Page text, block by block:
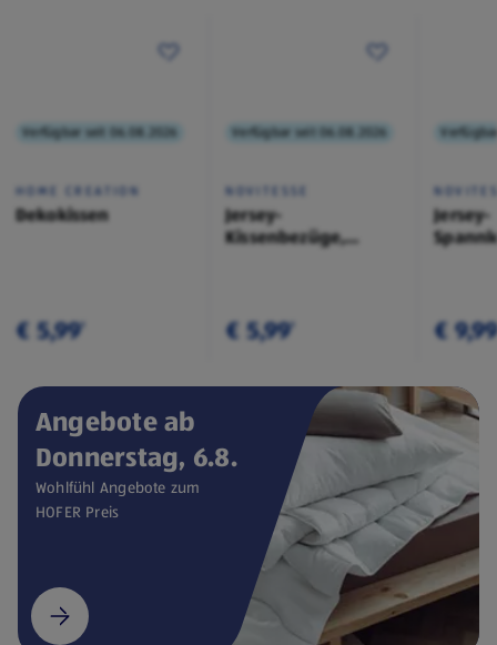
Verfügbar seit 06.08.2026
HOME CREATION
Dekokissen
€ 5,99¹
Verfügbar seit 06.08.2026
NOVITESSE
Jersey-
Kissenbezüge,
€ 5,99¹
Jersey-
€
Angebote ab
Donnerstag, 6.8.
Wohlfühl Angebote zum
HOFER Preis